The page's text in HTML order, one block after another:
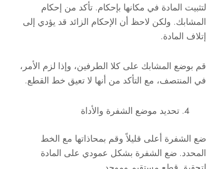
لتثبيت المادة في مكانها بإحكام. تأكد من إحكام
المشابك. ولكن لاحظ أن الإحكام الزائد قد يؤدي إلى
إتلاف المادة.
قم بوضع المشابك على كلا الطرفين، وإذا لزم الأمر،
في المنتصف، مع التأكد من أنها لا تعيق خط القطع.
تحديد موضع الشفرة والأداة
ضع الشفرة أعلى قليلاً وقم بمحاذاتها مع الخط
المحدد. ضع الشفرة بشكل عمودي على المادة